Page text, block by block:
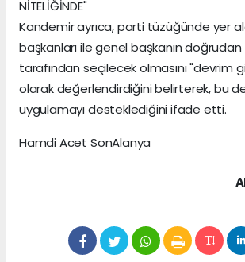
NİTELİĞİNDE"
Kandemir ayrıca, parti tüzüğünde yer
başkanları ile genel başkanın
tarafından seçilecek olmasını "devrim
olarak değerlendirdiğini belirterek, bu
uygulamayı desteklediğini ifade etti.
Hamdi Acet SonAlanya